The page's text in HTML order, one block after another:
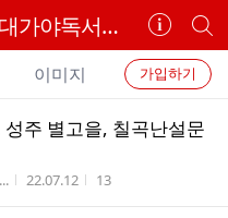
고령공공도서관 <대가야독서회>
카
페
정
보
기
개
별
카
페
검
색
가입하기
이미지
주 별고을, 칠곡난설문
작성시간
22.07.12 조회수
13